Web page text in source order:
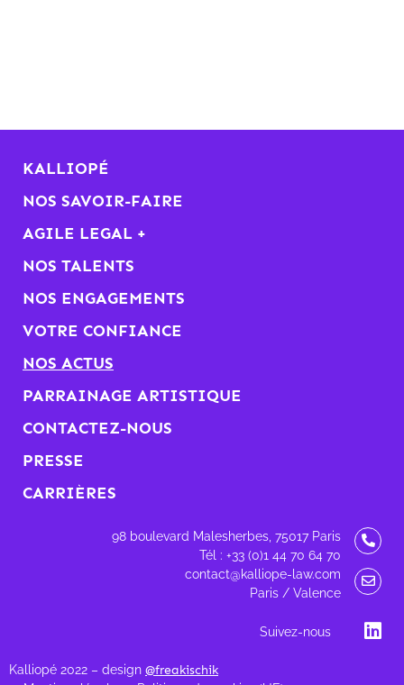
KALLIOPÉ
NOS SAVOIR-FAIRE
AGILE LEGAL +
NOS TALENTS
NOS ENGAGEMENTS
VOTRE CONFIANCE
NOS ACTUS
PARRAINAGE ARTISTIQUE
CONTACTEZ-NOUS
PRESSE
CARRIÈRES
98 boulevard Malesherbes, 75017 Paris
Tél : +33 (0)1 44 70 64 70
contact@kalliope-law.com
Paris / Valence
Suivez-nous
Kalliopé 2022 – design @freakischik